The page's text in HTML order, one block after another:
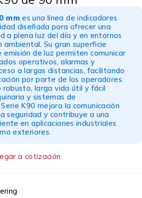
mm es una línea de indicadores
diseñada para ofrecer una
a plena luz del día y en entornos
ambiental. Su gran superficie
de luz permiten comunicar
operativos, alarmas y
a largas distancias, facilitando
por parte de los operadores.
robusto, larga vida útil y fácil
y sistemas de
K90 mejora la comunicación
seguridad y contribuye a una
en aplicaciones industriales
exteriores.
a cotización